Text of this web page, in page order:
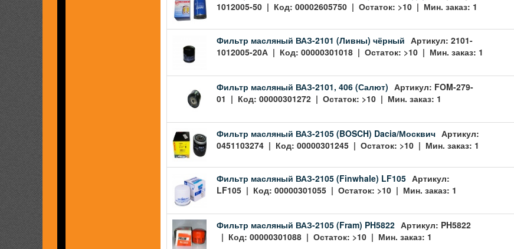
1012005-50 | Код: 00002605750 | Остаток: >10 | Мин. заказ: 1
Фильтр масляный ВАЗ-2101 (Ливны) чёрный Артикул: 2101-
1012005-20А | Код: 00000301018 | Остаток: >10 | Мин. заказ: 1
Фильтр масляный ВАЗ-2101, 406 (Салют) Артикул: FOM-279-
01 | Код: 00000301272 | Остаток: >10 | Мин. заказ: 1
Фильтр масляный ВАЗ-2105 (BOSCH) Dacia/Москвич Артикул:
0451103274 | Код: 00000301245 | Остаток: >10 | Мин. заказ: 1
Фильтр масляный ВАЗ-2105 (Finwhale) LF105 Артикул:
LF105 | Код: 00000301055 | Остаток: >10 | Мин. заказ: 1
Фильтр масляный ВАЗ-2105 (Fram) PH5822 Артикул: PH5822
| Код: 00000301088 | Остаток: >10 | Мин. заказ: 1